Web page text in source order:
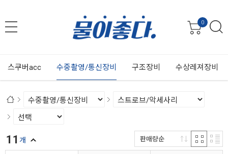
0
스쿠버acc 수중촬영/통신장비 구조장비 수상레져장비
11 개 판매량순